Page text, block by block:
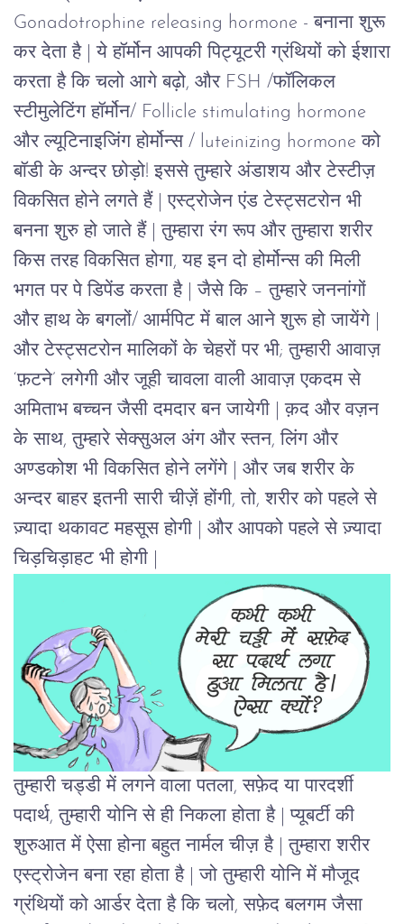
Gonadotrophine releasing hormone - बनाना शुरू
कर देता है | ये हॉर्मोन आपकी पिट्यूटरी ग्रंथियों को ईशारा
करता है कि चलो आगे बढ़ो, और FSH /फॉलिकल
स्टीमुलेटिंग हॉर्मोन/ Follicle stimulating hormone
और ल्यूटिनाइजिंग होर्मोन्स / luteinizing hormone को
बॉडी के अन्दर छोड़ो! इससे तुम्हारे अंडाशय और टेस्टीज़
विकसित होने लगते हैं | एस्ट्रोजेन एंड टेस्ट्सटरोन भी
बनना शुरु हो जाते हैं | तुम्हारा रंग रूप और तुम्हारा शरीर
किस तरह विकसित होगा, यह इन दो होर्मोन्स की मिली
भगत पर पे डिपेंड करता है | जैसे कि – तुम्हारे जननांगों
और हाथ के बगलों/ आर्मपिट में बाल आने शुरू हो जायेंगे |
और टेस्ट्सटरोन मालिकों के चेहरों पर भी; तुम्हारी आवाज़
‘फ़टने’ लगेगी और जूही चावला वाली आवाज़ एकदम से
अमिताभ बच्चन जैसी दमदार बन जायेगी | क़द और वज़न
के साथ, तुम्हारे सेक्सुअल अंग और स्तन, लिंग और
अण्डकोश भी विकसित होने लगेंगे | और जब शरीर के
अन्दर बाहर इतनी सारी चीज़ें होंगी, तो, शरीर को पहले से
ज़्यादा थकावट महसूस होगी | और आपको पहले से ज़्यादा
चिड़चिड़ाहट भी होगी |
तुम्हारी चड्डी में लगने वाला पतला, सफ़ेद या पारदर्शी
पदार्थ, तुम्हारी योनि से ही निकला होता है | प्यूबर्टी की
शुरुआत में ऐसा होना बहुत नार्मल चीज़ है | तुम्हारा शरीर
एस्ट्रोजेन बना रहा होता है | जो तुम्हारी योनि में मौजूद
ग्रंथियों को आर्डर देता है कि चलो, सफ़ेद बलगम जैसा